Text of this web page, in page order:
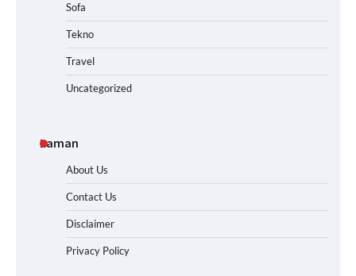
Sofa
Tekno
Travel
Uncategorized
Laman
About Us
Contact Us
Disclaimer
Privacy Policy